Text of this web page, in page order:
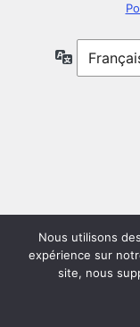
Langue
Nous utilisons
expérience sur
site, nous